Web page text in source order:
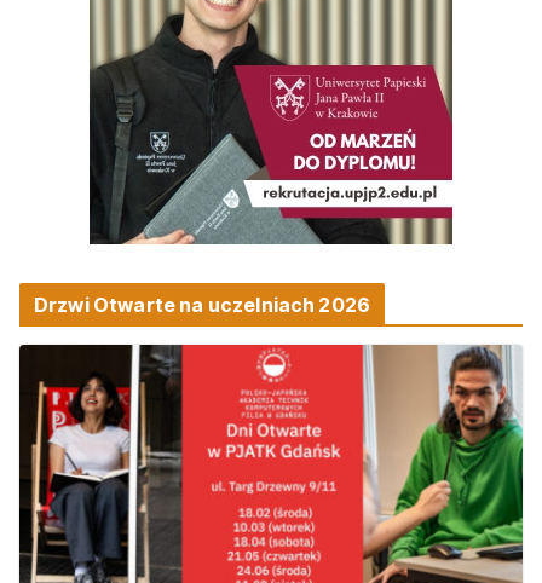
Drzwi Otwarte na uczelniach 2026